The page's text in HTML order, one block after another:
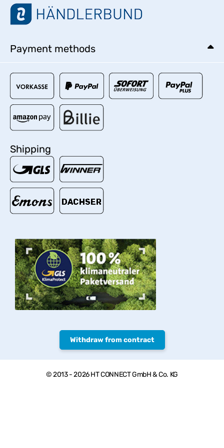
Payment methods
Shipping
Withdraw from contract
© 2013 - 2026 HT CONNECT GmbH & Co. KG